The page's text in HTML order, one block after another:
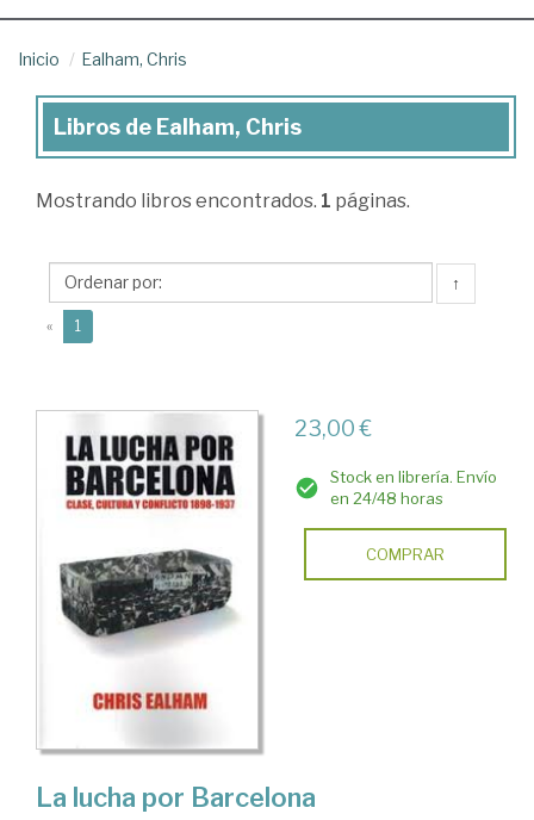
Inicio Ealham, Chris
Libros
Ealham,
Libros de Ealham, Chris
Mostrando libros encontrados. 1 páginas.
↑
« 1
23,00 €
Stock en librería. Envío
en 24/48 horas
COMPRAR
La lucha por Barcelona